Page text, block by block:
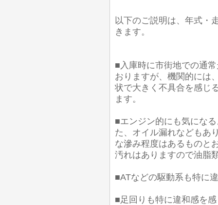
以下のご説明は、年式・
きます。
■入庫時に市街地での通
おりますが、機関的には
状で大きく不具合を感じ
ます。
■エンジン的にも気にな
た、オイル漏れなどもあ
な滲み程度はあるものと
汚れはありますので油脂
■ATなどの駆動系も特に
■足回りも特に違和感を